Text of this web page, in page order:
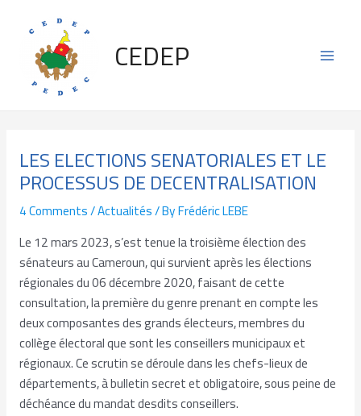
content
CEDEP
LES ELECTIONS SENATORIALES ET LE
PROCESSUS DE DECENTRALISATION
4 Comments/Actualités/ ByFrédéric LEBE
Le 12 mars 2023, s’est tenue la troisième élection des
sénateurs au Cameroun, qui survient après les élections
régionales du 06 décembre 2020, faisant de cette
consultation, la première du genre prenant en compte les
deux composantes des grands électeurs, membres du
collège électoral que sont les conseillers municipaux et
régionaux. Ce scrutin se déroule dans les chefs-lieux de
départements, à bulletin secret et obligatoire, sous peine de
déchéance du mandat desdits conseillers.
navigation